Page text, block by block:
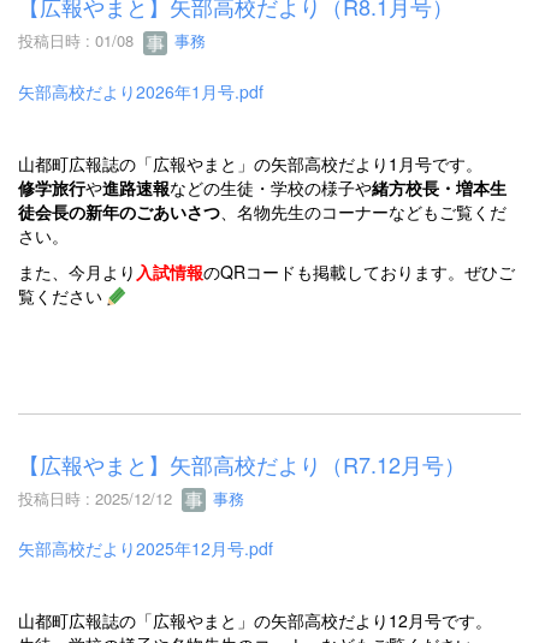
投稿日時 : 01/08 事務
矢部高校だより2026年1月号.pdf
山都町広報誌の「広報やまと」の矢部高校だより1月号です。
修学旅行や進路速報などの生徒・学校の様子や緒方校長・増本生
徒会長の新年のごあいさつ 、名物先生のコーナーなどもご覧くだ
さい。
また、今月より 入試情報のQRコードも掲載しております。ぜひご
覧ください
【広報やまと】矢部高校だより（R7.12月号）
投稿日時 : 2025/12/12 事務
矢部高校だより2025年12月号.pdf
山都町広報誌の「広報やまと」の矢部高校だより12月号です。